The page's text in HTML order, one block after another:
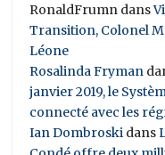
RonaldFrumn dans
Transition, Colonel
Léone
Rosalinda Fryman
janvier 2019, le
connecté avec les
Ian Dombroski dans